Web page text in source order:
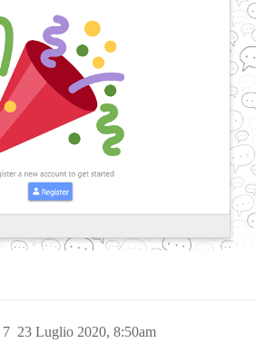
23 Luglio 2020, 8:50am
7